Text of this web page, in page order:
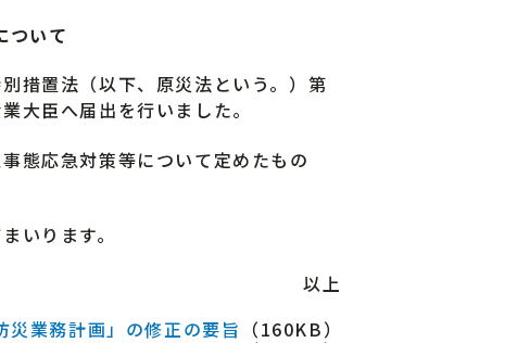
ついて
措置法（以下、原災法という。）第
大臣へ届出を行いました。
態応急対策等について定めたもの
いります。
以上
災業務計画」の修正の要旨 （160KB）